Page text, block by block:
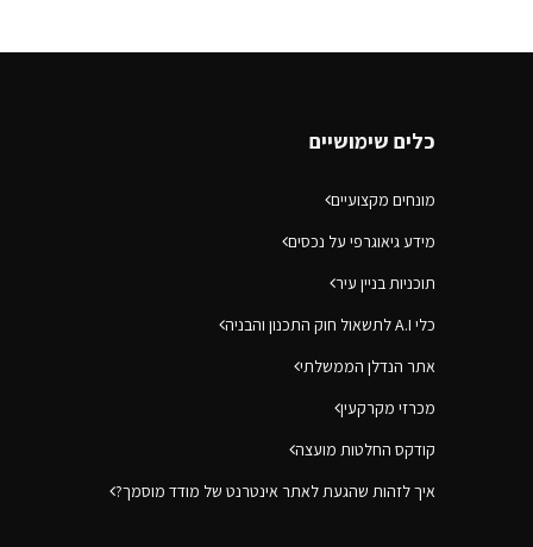
כלים שימושיים
מונחים מקצועיים
מידע גיאוגרפי על נכסים
תוכניות בניין עיר
כלי A.I לתשאול חוק התכנון והבניה
אתר הנדלן הממשלתי
מכרזי מקרקעין
קודקס החלטות מועצה
איך לזהות שהגעת לאתר אינטרנט של מודד מוסמך?